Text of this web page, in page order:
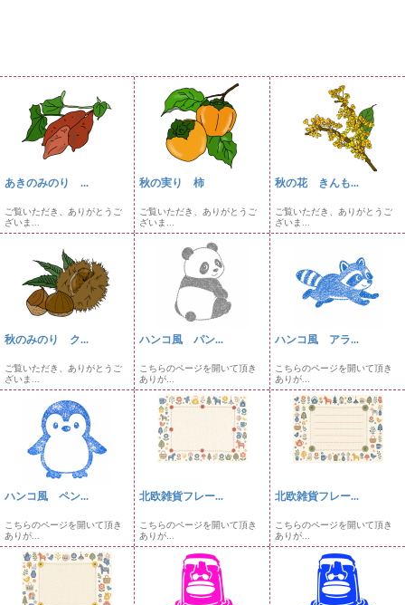
あきのみのり ...
ご覧いただき、ありがとうご
ざいま...
秋の実り 柿
ご覧いただき、ありがとうご
ざいま...
秋の花 きんも...
ご覧いただき、ありがとうご
ざいま...
秋のみのり ク...
ご覧いただき、ありがとうご
ざいま...
ハンコ風 パン...
こちらのページを開いて頂き
ありが...
ハンコ風 アラ...
こちらのページを開いて頂き
ありが...
ハンコ風 ペン...
こちらのページを開いて頂き
ありが...
北欧雑貨フレー...
こちらのページを開いて頂き
ありが...
北欧雑貨フレー...
こちらのページを開いて頂き
ありが...